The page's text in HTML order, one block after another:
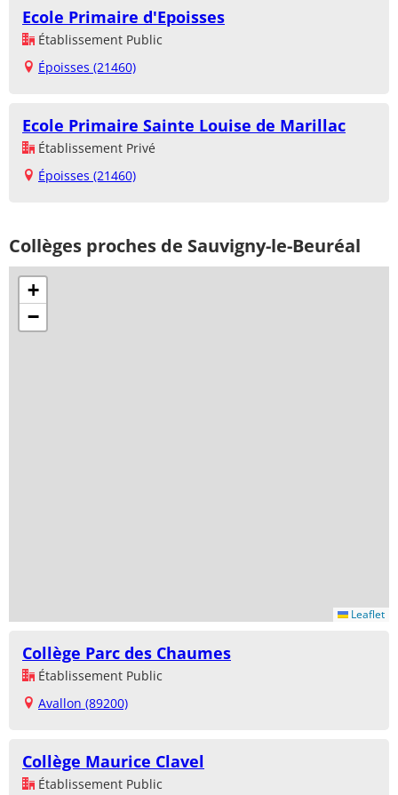
Ecole Primaire d'Epoisses
Établissement Public
Époisses (21460)
Ecole Primaire Sainte Louise de Marillac
Établissement Privé
Époisses (21460)
Collèges proches de Sauvigny-le-Beuréal
+
−
Leaflet
Collège Parc des Chaumes
Établissement Public
Avallon (89200)
Collège Maurice Clavel
Établissement Public